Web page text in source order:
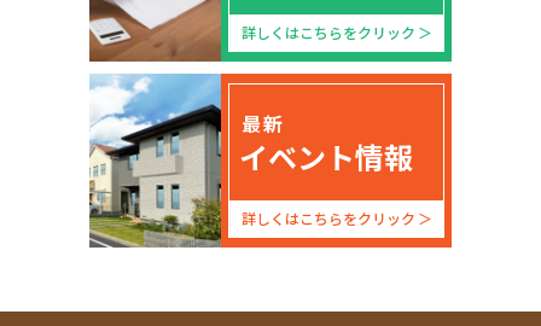
詳しくはこちらをクリック
最新
イベント情報
詳しくはこちらをクリック